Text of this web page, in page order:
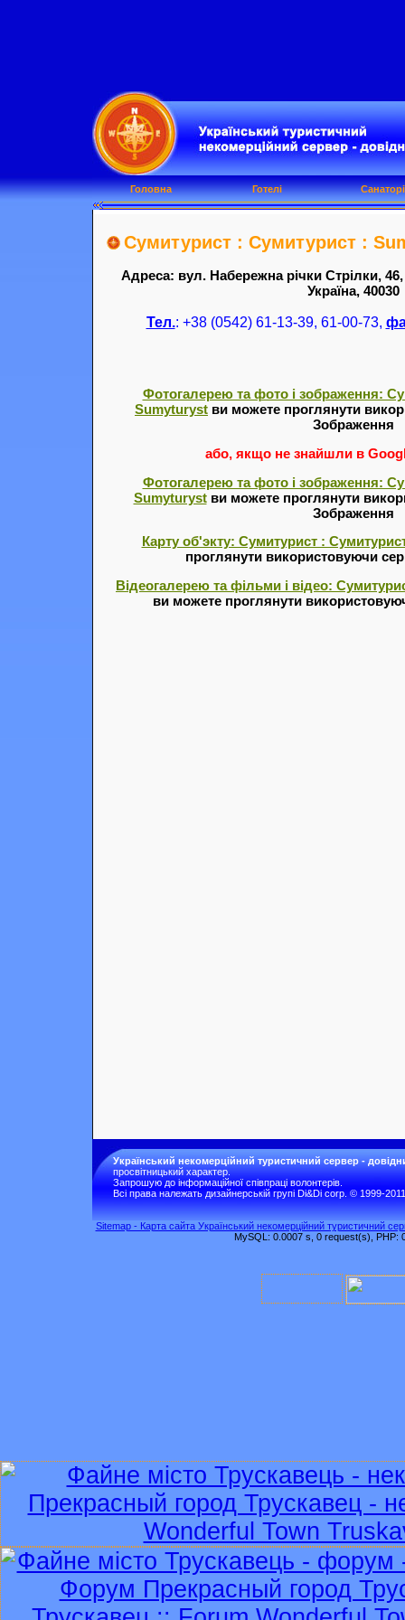
Сумитурист : Сумитурист :
Адреса: вул. Набережна річки Стрілки,
Україна, 40030
Тел.: +38 (0542) 61-13-39, 61-00-73,
Фотогалерею та фото і зображення:
Sumyturyst ви можете проглянути
Зображення
або, якщо не знайшли в
Фотогалерею та фото і зображення:
Sumyturystви можете проглянути
Зображення
Карту об'экту: Сумитурист :
проглянути використовуючи
Відеогалерею та фільми і відео:
ви можете проглянути
Головна Готелі
Український некомерційний туристичний сервер -
просвітницький характер.
Запрошую до інформаційної співпраці волонтерів.
Всі права належать дизайнерській групі Di&Di corp. © 1999-2011
Sitemap - Карта сайта Український некомерційний туристичний
MySQL: 0.0007 s, 0 request(s), PHP: